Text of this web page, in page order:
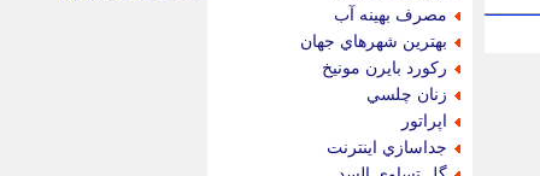
مصرف بهينه آب
بهترين شهرهاي جهان
ركورد بايرن مونيخ
زنان چلسي
اپراتور
جداسازي اينترنت